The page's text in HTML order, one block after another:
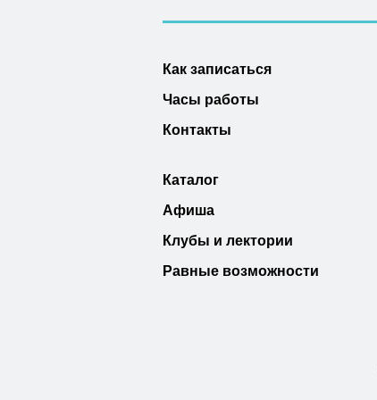
Как записаться
Часы работы
Контакты
Каталог
Афиша
Клубы и лектории
Равные возможности